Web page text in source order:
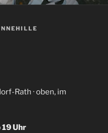
Rath · oben, im
Uhr